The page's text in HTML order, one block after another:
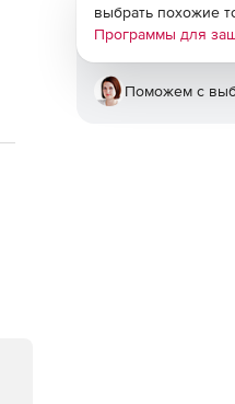
выбрать похожие
Программы для
Поможем с